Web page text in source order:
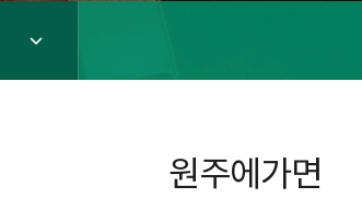
원주에가면